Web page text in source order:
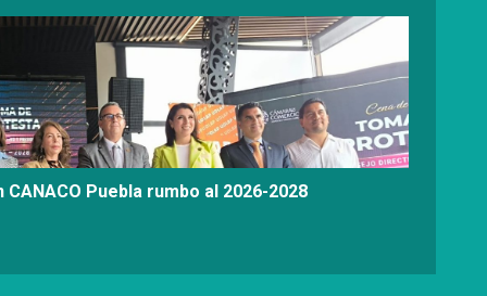
Puebla rumbo al 2026-2028